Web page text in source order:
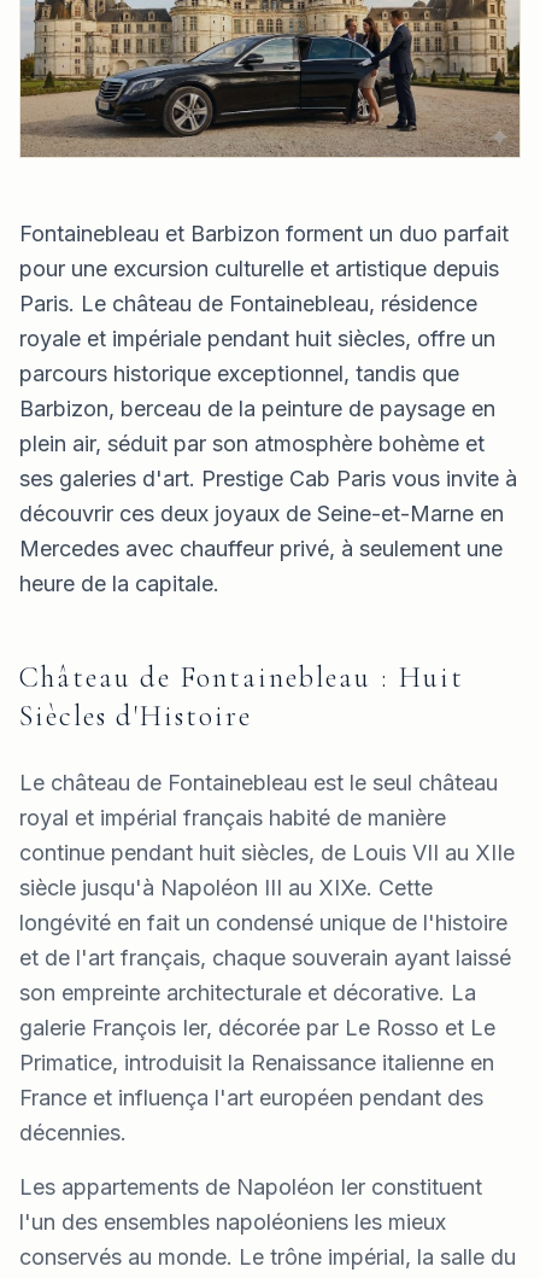
Fontainebleau et Barbizon forment un duo parfait
pour une excursion culturelle et artistique depuis
Paris. Le château de Fontainebleau, résidence
royale et impériale pendant huit siècles, offre un
parcours historique exceptionnel, tandis que
Barbizon, berceau de la peinture de paysage en
plein air, séduit par son atmosphère bohème et
ses galeries d'art. Prestige Cab Paris vous invite à
découvrir ces deux joyaux de Seine-et-Marne en
Mercedes avec chauffeur privé, à seulement une
heure de la capitale.
Château de Fontainebleau : Huit
Siècles d'Histoire
Le château de Fontainebleau est le seul château
royal et impérial français habité de manière
continue pendant huit siècles, de Louis VII au XIIe
siècle jusqu'à Napoléon III au XIXe. Cette
longévité en fait un condensé unique de l'histoire
et de l'art français, chaque souverain ayant laissé
son empreinte architecturale et décorative. La
galerie François Ier, décorée par Le Rosso et Le
Primatice, introduisit la Renaissance italienne en
France et influença l'art européen pendant des
décennies.
Les appartements de Napoléon Ier constituent
l'un des ensembles napoléoniens les mieux
conservés au monde. Le trône impérial, la salle du